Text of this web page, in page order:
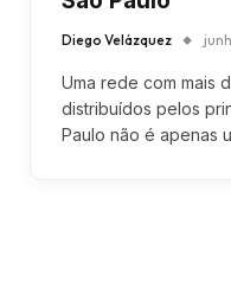
Diego Velázquez
Uma rede com mais
distribuídos pelos
Paulo não é apenas